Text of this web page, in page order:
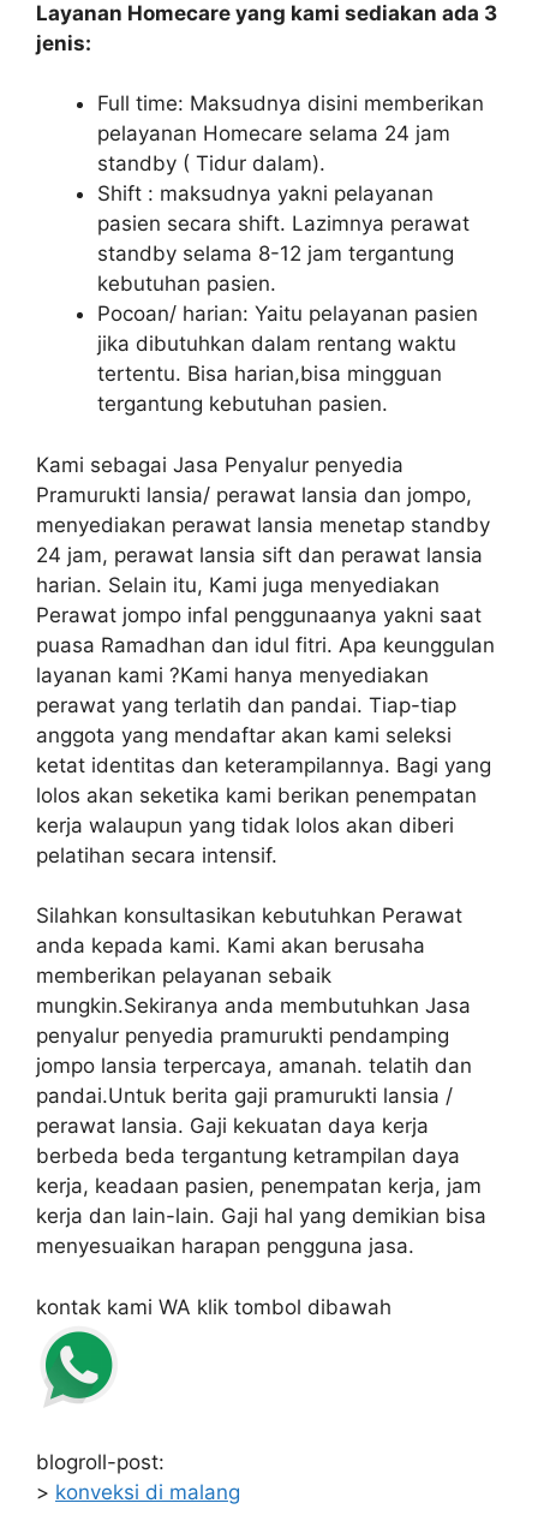
Layanan Homecare yang kami sediakan ada 3
jenis:
Full time: Maksudnya disini memberikan
pelayanan Homecare selama 24 jam
standby ( Tidur dalam).
Shift : maksudnya yakni pelayanan
pasien secara shift. Lazimnya perawat
standby selama 8-12 jam tergantung
kebutuhan pasien.
Pocoan/ harian: Yaitu pelayanan pasien
jika dibutuhkan dalam rentang waktu
tertentu. Bisa harian,bisa mingguan
tergantung kebutuhan pasien.
Kami sebagai Jasa Penyalur penyedia
Pramurukti lansia/ perawat lansia dan jompo,
menyediakan perawat lansia menetap standby
24 jam, perawat lansia sift dan perawat lansia
harian. Selain itu, Kami juga menyediakan
Perawat jompo infal penggunaanya yakni saat
puasa Ramadhan dan idul fitri. Apa keunggulan
layanan kami ?Kami hanya menyediakan
perawat yang terlatih dan pandai. Tiap-tiap
anggota yang mendaftar akan kami seleksi
ketat identitas dan keterampilannya. Bagi yang
lolos akan seketika kami berikan penempatan
kerja walaupun yang tidak lolos akan diberi
pelatihan secara intensif.
Silahkan konsultasikan kebutuhkan Perawat
anda kepada kami. Kami akan berusaha
memberikan pelayanan sebaik
mungkin.Sekiranya anda membutuhkan Jasa
penyalur penyedia pramurukti pendamping
jompo lansia terpercaya, amanah. telatih dan
pandai.Untuk berita gaji pramurukti lansia /
perawat lansia. Gaji kekuatan daya kerja
berbeda beda tergantung ketrampilan daya
kerja, keadaan pasien, penempatan kerja, jam
kerja dan lain-lain. Gaji hal yang demikian bisa
menyesuaikan harapan pengguna jasa.
kontak kami WA klik tombol dibawah
blogroll-post:
> konveksi di malang